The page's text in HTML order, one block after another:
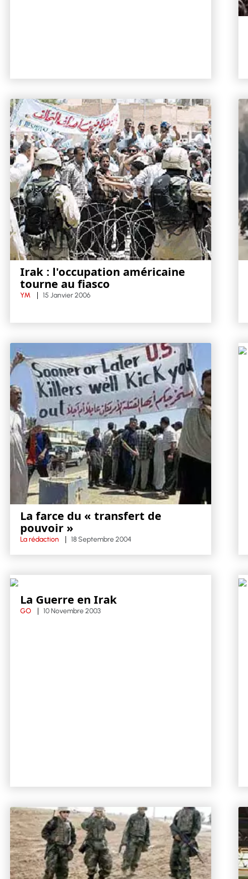
Irak : l'occupation américaine
tourne au fiasco
YM 15 Janvier 2006
La farce du « transfert de
pouvoir »
La rédaction 18 Septembre 2004
La Guerre en Irak
GO 10 Novembre 2003